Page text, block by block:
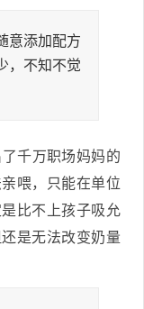
意添加配方
，不知不觉
千万职场妈妈的
喂，只能在单位
比不上孩子吸允
是无法改变奶量